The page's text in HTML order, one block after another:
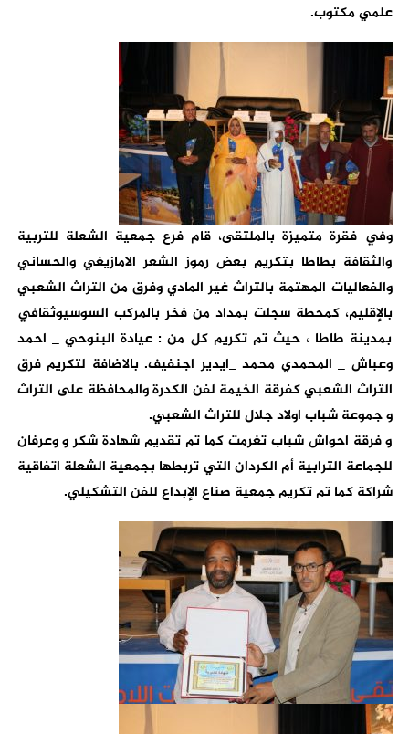
علمي مكتوب.
وفي فقرة متميزة بالملتقى، قام فرع جمعية الشعلة للتربية
والثقافة بطاطا بتكريم بعض رموز الشعر الامازيغي والحساني
والفعاليات المهتمة بالتراث غير المادي وفرق من التراث الشعبي
بالإقليم، كمحطة سجلت بمداد من فخر بالمركب السوسيوثقافي
بمدينة طاطا ، حيث تم تكريم كل من : عيادة البنوحي _ احمد
وعباش _ المحمدي محمد _ايدير اجنفيف. بالاضافة لتكريم فرق
التراث الشعبي كفرقة الخيمة لفن الكدرة والمحافظة على التراث
و جموعة شباب اولاد جلال للتراث الشعبي.
و فرقة احواش شباب تغرمت كما تم تقديم شهادة شكر و وعرفان
للجماعة الترابية أم الكردان التي تربطها بجمعية الشعلة اتفاقية
شراكة كما تم تكريم جمعية صناع الإبداع للفن التشكيلي.